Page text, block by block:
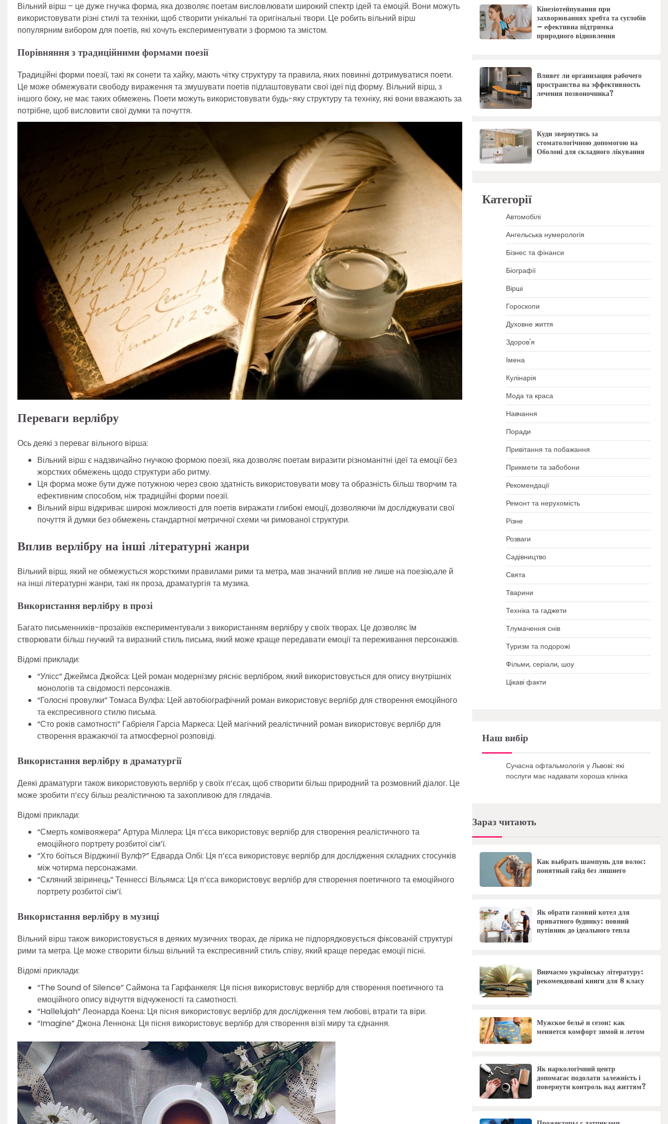
Вільний вірш – це дуже гнучка форма, яка дозволяє поетам висловлювати широкий спектр ідей та емоцій. Вони можуть
використовувати різні стилі та техніки, щоб створити унікальні та оригінальні твори. Це робить вільний вірш
популярним вибором для поетів, які хочуть експериментувати з формою та змістом.
Порівняння з традиційними формами поезії
Традиційні форми поезії, такі як сонети та хайку, мають чітку структуру та правила, яких повинні дотримуватися поети.
Це може обмежувати свободу вираження та змушувати поетів підлаштовувати свої ідеї під форму. Вільний вірш, з
іншого боку, не має таких обмежень. Поети можуть використовувати будь-яку структуру та техніку, які вони вважають за
потрібне, щоб висловити свої думки та почуття.
Переваги верлібру
Ось деякі з переваг вільного вірша:
Вільний вірш є надзвичайно гнучкою формою поезії, яка дозволяє поетам виразити різноманітні ідеї та емоції без
жорстких обмежень щодо структури або ритму.
Ця форма може бути дуже потужною через свою здатність використовувати мову та образність більш творчим та
ефективним способом, ніж традиційні форми поезії.
Вільний вірш відкриває широкі можливості для поетів виражати глибокі емоції, дозволяючи їм досліджувати свої
почуття й думки без обмежень стандартної метричної схеми чи римованої структури.
Вплив верлібру на інші літературні жанри
Вільний вірш, який не обмежується жорсткими правилами рими та метра, мав значний вплив не лише на поезію,але й
на інші літературні жанри, такі як проза, драматургія та музика.
Використання верлібру в прозі
Багато письменників-прозаїків експериментували з використанням верлібру у своїх творах. Це дозволяє їм
створювати більш гнучкий та виразний стиль письма, який може краще передавати емоції та переживання персонажів.
Відомі приклади:
“Улісс” Джеймса Джойса: Цей роман модернізму рясніє верлібром, який використовується для опису внутрішніх
монологів та свідомості персонажів.
“Голосні провулки” Томаса Вулфа: Цей автобіографічний роман використовує верлібр для створення емоційного
та експресивного стилю письма.
“Сто років самотності” Габріеля Гарсіа Маркеса: Цей магічний реалістичний роман використовує верлібр для
створення вражаючої та атмосферної розповіді.
Використання верлібру в драматургії
Деякі драматурги також використовують верлібр у своїх п’єсах, щоб створити більш природний та розмовний діалог. Це
може зробити п’єсу більш реалістичною та захопливою для глядачів.
Відомі приклади:
“Смерть комівояжера” Артура Міллера: Ця п’єса використовує верлібр для створення реалістичного та
емоційного портрету розбитої сім’ї.
“Хто боїться Вірджинії Вулф?” Едварда Олбі: Ця п’єса використовує верлібр для дослідження складних стосунків
між чотирма персонажами.
“Скляний звіринець” Теннессі Вільямса: Ця п’єса використовує верлібр для створення поетичного та емоційного
портрету розбитої сім’ї.
Використання верлібру в музиці
Вільний вірш також використовується в деяких музичних творах, де лірика не підпорядковується фіксованій структурі
рими та метра. Це може створити більш вільний та експресивний стиль співу, який краще передає емоції пісні.
Відомі приклади:
“The Sound of Silence” Саймона та Гарфанкеля: Ця пісня використовує верлібр для створення поетичного та
емоційного опису відчуття відчуженості та самотності.
“Hallelujah” Леонарда Коена: Ця пісня використовує верлібр для дослідження тем любові, втрати та віри.
“Imagine” Джона Леннона: Ця пісня використовує верлібр для створення візії миру та єднання.
Кінезіотейпування при
захворюваннях хребта та суглобів
– ефективна підтримка
природного відновлення
Влияет ли организация рабочего
пространства на эффективность
лечения позвоночника?
Куди звернутись за
стоматологічною допомогою на
Оболоні для складного лікування
Категорії
Автомобілі
Ангельська нумерологія
Бізнес та фінанси
Біографії
Вірші
Гороскопи
Духовне життя
Здоров'я
Імена
Кулінарія
Мода та краса
Навчання
Поради
Привітання та побажання
Прикмети та забобони
Рекомендації
Ремонт та нерухомість
Різне
Розваги
Садівництво
Свята
Тварини
Техніка та гаджети
Тлумачення снів
Туризм та подорожі
Фільми, серіали, шоу
Цікаві факти
Наш вибір
Сучасна офтальмологія у Львові: які
послуги має надавати хороша клініка
Зараз читають
Как выбрать шампунь для волос:
понятный гайд без лишнего
Як обрати газовий котел для
приватного будинку: повний
путівник до ідеального тепла
Вивчаємо українську літературу:
рекомендовані книги для 8 класу
Мужское бельё и сезон: как
меняется комфорт зимой и летом
Як наркологічний центр
допомагає подолати залежність і
повернути контроль над життям?